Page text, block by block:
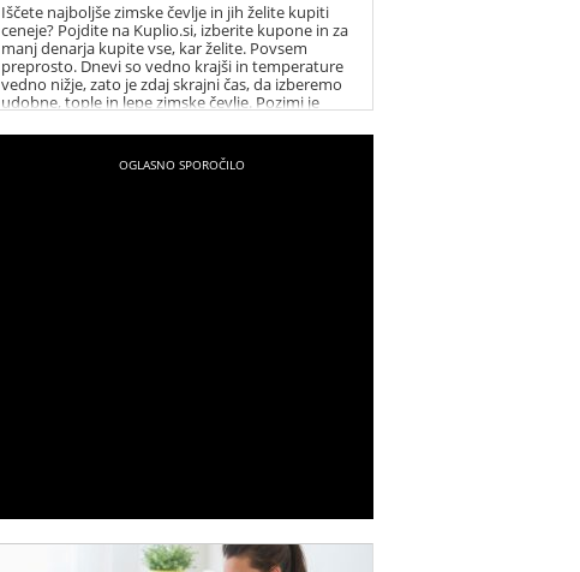
Iščete najboljše zimske čevlje in jih želite kupiti
ceneje? Pojdite na Kuplio.si, izberite kupone in za
manj denarja kupite vse, kar želite. Povsem
preprosto. Dnevi so vedno krajši in temperature
vedno nižje, zato je zdaj skrajni čas, da izberemo
udobne, tople in lepe zimske čevlje. Pozimi je
zato morajo biti zimski čevlji odporni na
vremenske vplive in nas prijetno greti, hkrati pa
morajo biti tudi privlačni za oko in se prilagajati